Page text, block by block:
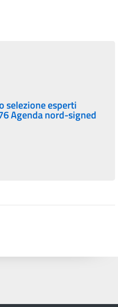
selezione esperti
Agenda nord-signed